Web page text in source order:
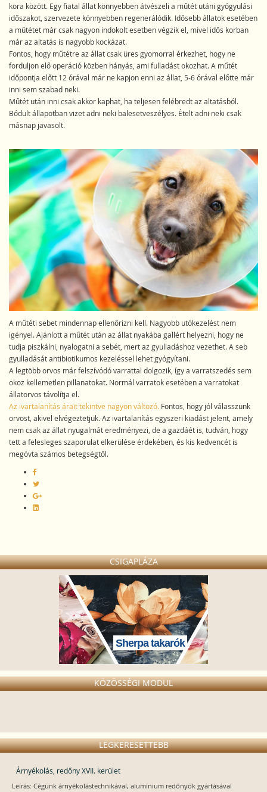
kora között. Egy fiatal állat könnyebben átvészeli a műtét utáni gyógyulási
időszakot, szervezete könnyebben regenerálódik. Idősebb állatok esetében
a műtétet már csak nagyon indokolt esetben végzik el, mivel idős korban
már az altatás is nagyobb kockázat.
Fontos, hogy műtétre az állat csak üres gyomorral érkezhet, hogy ne
forduljon elő operáció közben hányás, ami fulladást okozhat. A műtét
időpontja előtt 12 órával már ne kapjon enni az állat, 5-6 órával előtte már
inni sem szabad neki.
Műtét után inni csak akkor kaphat, ha teljesen felébredt az altatásból.
Bódult állapotban vizet adni neki balesetveszélyes. Ételt adni neki csak
másnap javasolt.
A műtéti sebet mindennap ellenőrizni kell. Nagyobb utókezelést nem
igényel. Ajánlott a műtét után az állat nyakába gallért helyezni, hogy ne
tudja piszkálni, nyalogatni a sebét, mert az gyulladáshoz vezethet. A seb
gyulladását antibiotikumos kezeléssel lehet gyógyítani.
A legtöbb orvos már felszívódó varrattal dolgozik, így a varratszedés sem
okoz kellemetlen pillanatokat. Normál varratok esetében a varratokat
állatorvos távolítja el.
Az ivartalanítás árait tekintve nagyon változó. Fontos, hogy jól válasszunk
orvost, akivel elvégeztetjük. Az ivartalanítás egyszeri kiadást jelent, amely
nem csak az állat nyugalmát eredményezi, de a gazdáét is, tudván, hogy
tett a felesleges szaporulat elkerülése érdekében, és kis kedvencét is
megóvta számos betegségtől.
CSIGAPLÁZA
Sherpa takarók
KÖZÖSSÉGI MODUL
LEGKERESETTEBB
Árnyékolás, redőny XVII. kerület
Leírás: Cégünk árnyékolástechnikával, alumínium redőnyök gyártásával